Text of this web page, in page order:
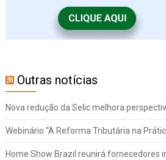
Outras notícias
Nova redução da Selic melhora
Webinário “A Reforma Tributária na
Home Show Brazil reunirá fornecedores